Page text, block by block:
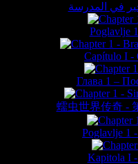
في المدرسة
Poglavlje
Capítulo I -
Глава 1 –
蠕虫世界传奇 -
Poglavlje 1
Kapitola I